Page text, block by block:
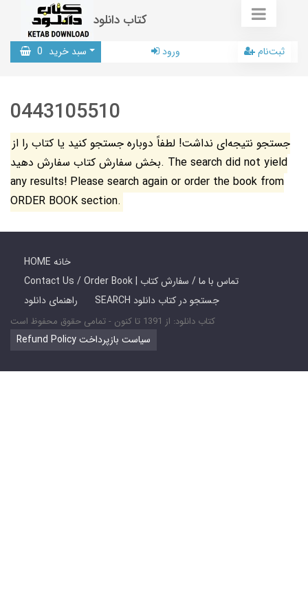
کتاب دانلود
سبد خرید 0 ورود ثبت‌نام
0443105510
جستجو نتیجه‌ای نداشت! لطفاً دوباره جستجو کنید یا کتاب را از
بخش سفارش کتاب سفارش دهید. The search did not yield
any results! Please search again or order the book from
ORDER BOOK section.
HOME خانه
Contact Us / Order Book | تماس با ما / سفارش کتاب
راهنمای دانلود
SEARCH جستجو در کتاب دانلود
کتاب دانلود: از 1391 تا کنون - تمامی حقوق محفوظ است
Refund Policy سیاست بازپرداخت